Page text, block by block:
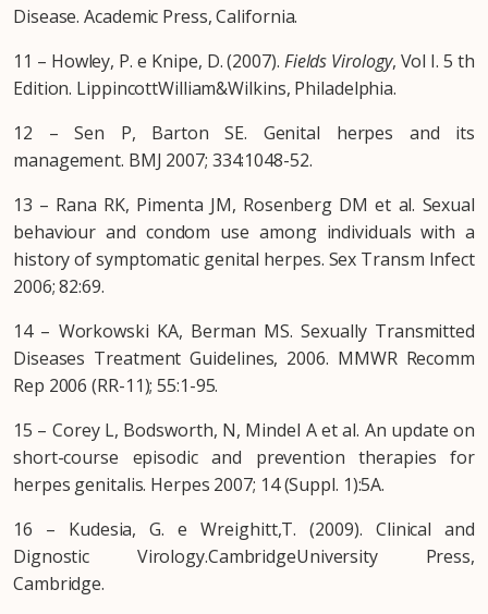
Disease. Academic Press, California.
11 – Howley, P. e Knipe, D. (2007). Fields Virology, Vol I. 5 th
Edition. LippincottWilliam&Wilkins, Philadelphia.
12 – Sen P, Barton SE. Genital herpes and its
management. BMJ 2007; 334:1048-52.
13 – Rana RK, Pimenta JM, Rosenberg DM et al. Sexual
behaviour and condom use among individuals with a
history of symptomatic genital herpes. Sex Transm Infect
2006; 82:69.
14 – Workowski KA, Berman MS. Sexually Transmitted
Diseases Treatment Guidelines, 2006. MMWR Recomm
Rep 2006 (RR-11); 55:1-95.
15 – Corey L, Bodsworth, N, Mindel A et al. An update on
short-course episodic and prevention therapies for
herpes genitalis. Herpes 2007; 14 (Suppl. 1):5A.
16 – Kudesia, G. e Wreighitt,T. (2009). Clinical and
Dignostic Virology.CambridgeUniversity Press,
Cambridge.